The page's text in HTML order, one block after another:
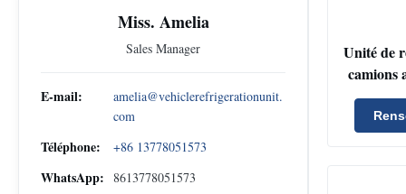
Miss. Amelia
Sales Manager
E-mail:
amelia@vehiclerefrigerationunit.
com
Téléphone: +86 13778051573
WhatsApp: 8613778051573
Unité de
camions
de
W,